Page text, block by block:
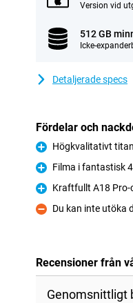
Version vid
512 GB
Icke-
Detaljerade specs
Fördelar och
Fördelar
Högkvalitativt
Fördelar
Filma i fantastisk
Fördelar
Kraftfullt A18
Nackdelar
Du kan inte utöka
Recensioner från
Genomsnittligt